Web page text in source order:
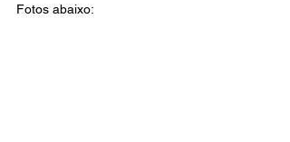
Fotos abaixo: